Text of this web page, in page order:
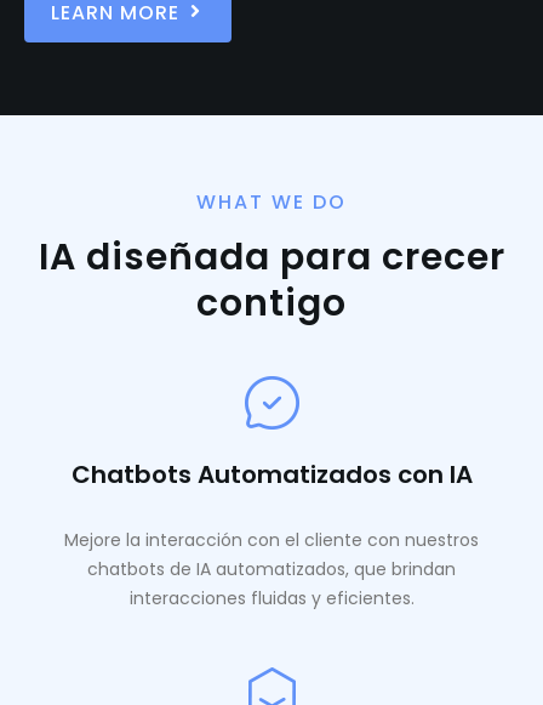
LEARN MORE
WHAT WE DO
IA diseñada para crecer
contigo
Chatbots Automatizados con IA
Mejore la interacción con el cliente con nuestros
chatbots de IA automatizados, que brindan
interacciones fluidas y eficientes.